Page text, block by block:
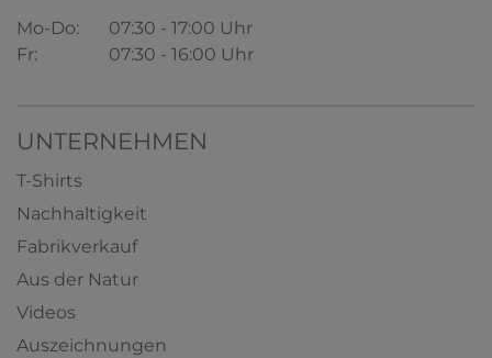
HERMKO 1310 Damen Unterhemd aus
reiner Bio-Baumwolle in verschiedenen
Farben
Mo-Do:
07:30 - 17:00 Uhr
Fr:
07:30 - 16:00 Uhr
UNTERNEHMEN
T-Shirts
Nachhaltigkeit
Fabrikverkauf
Aus der Natur
Videos
Auszeichnungen